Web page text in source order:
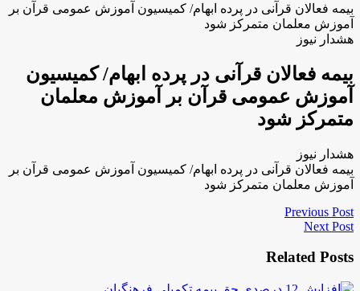
بیمه فعالان قرآنی در پرده ابهام/ کمیسیون آموزش عمومی قرآن بر
آموزش معلمان متمرکز شود
هشدار نیوز
بیمه فعالان قرآنی در پرده ابهام/ کمیسیون
آموزش عمومی قرآن بر آموزش معلمان
متمرکز شود
هشدار نیوز
بیمه فعالان قرآنی در پرده ابهام/ کمیسیون آموزش عمومی قرآن بر
آموزش معلمان متمرکز شود
Previous Post
Next Post
Related Posts